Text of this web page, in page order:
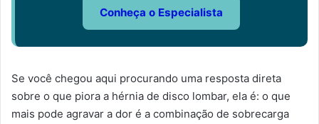
Conheça o Especialista
Se você chegou aqui procurando uma resposta direta
sobre o que piora a hérnia de disco lombar, ela é: o que
mais pode agravar a dor é a combinação de sobrecarga